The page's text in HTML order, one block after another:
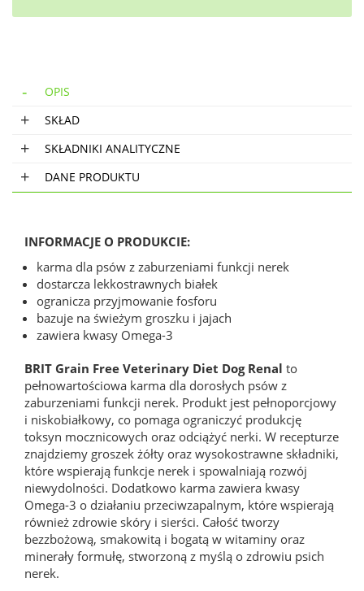
OPIS
SKŁAD
SKŁADNIKI ANALITYCZNE
DANE PRODUKTU
INFORMACJE O PRODUKCIE:
karma dla psów z zaburzeniami funkcji nerek
dostarcza lekkostrawnych białek
ogranicza przyjmowanie fosforu
bazuje na świeżym groszku i jajach
zawiera kwasy Omega-3
BRIT Grain Free Veterinary Diet Dog Renal to
pełnowartościowa karma dla dorosłych psów z
zaburzeniami funkcji nerek. Produkt jest pełnoporcjowy
i niskobiałkowy, co pomaga ograniczyć produkcję
toksyn mocznicowych oraz odciążyć nerki. W recepturze
znajdziemy groszek żółty oraz wysokostrawne składniki,
które wspierają funkcje nerek i spowalniają rozwój
niewydolności. Dodatkowo karma zawiera kwasy
Omega-3 o działaniu przeciwzapalnym, które wspierają
również zdrowie skóry i sierści. Całość tworzy
bezzbożową, smakowitą i bogatą w witaminy oraz
minerały formułę, stworzoną z myślą o zdrowiu psich
nerek.